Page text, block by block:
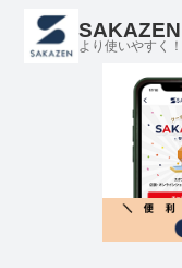
SAKAZEN
より使いやすく